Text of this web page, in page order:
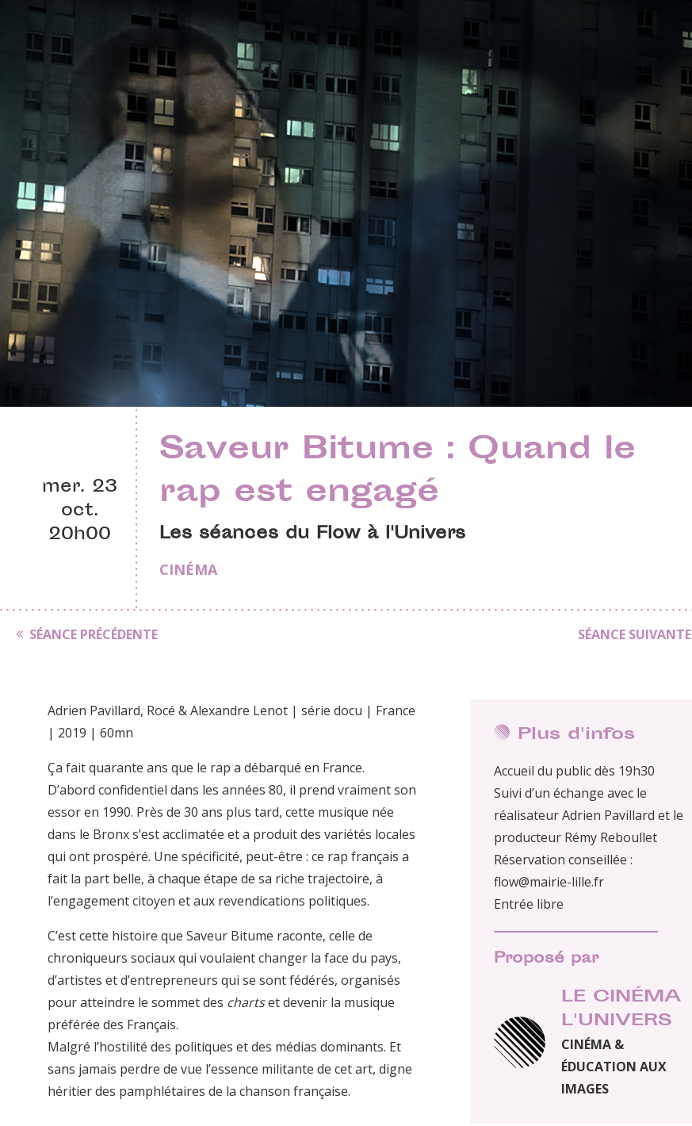
mer. 23
oct.
20h00
Saveur Bitume : Quand le
rap est engagé
Les séances du Flow à l'Univers
CINÉMA
SÉANCE PRÉCÉDENTE SÉANCE SUIVANTE
Plus d'infos
Accueil du public dès 19h30
Suivi d’un échange avec le
réalisateur Adrien Pavillard et le
producteur Rémy Reboullet
Réservation conseillée :
flow@mairie-lille.fr
Entrée libre
Proposé par
LE CINÉMA
L'UNIVERS
CINÉMA &
ÉDUCATION AUX
IMAGES
Adrien Pavillard, Rocé & Alexandre Lenot | série docu | France
| 2019 | 60mn
Ça fait quarante ans que le rap a débarqué en France.
D’abord confidentiel dans les années 80, il prend vraiment son
essor en 1990. Près de 30 ans plus tard, cette musique née
dans le Bronx s’est acclimatée et a produit des variétés locales
qui ont prospéré. Une spécificité, peut-être : ce rap français a
fait la part belle, à chaque étape de sa riche trajectoire, à
l’engagement citoyen et aux revendications politiques.
C’est cette histoire que Saveur Bitume raconte, celle de
chroniqueurs sociaux qui voulaient changer la face du pays,
d’artistes et d’entrepreneurs qui se sont fédérés, organisés
pour atteindre le sommet des chartset devenir la musique
préférée des Français.
Malgré l’hostilité des politiques et des médias dominants. Et
sans jamais perdre de vue l’essence militante de cet art, digne
héritier des pamphlétaires de la chanson française.